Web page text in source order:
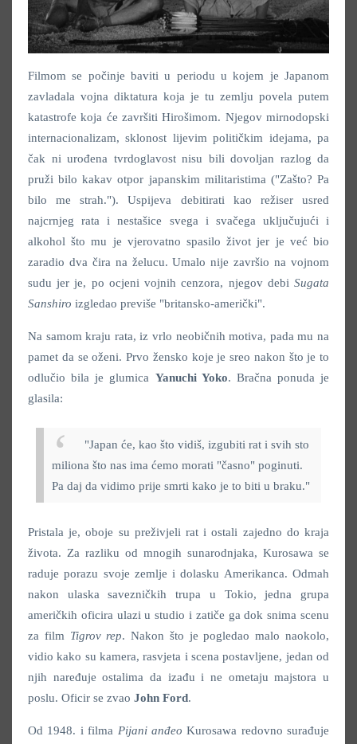
Filmom se počinje baviti u periodu u kojem je Japanom
zavladala vojna diktatura koja je tu zemlju povela putem
katastrofe koja će završiti Hirošimom. Njegov mirnodopski
internacionalizam, sklonost lijevim političkim idejama, pa
čak ni urođena tvrdoglavost nisu bili dovoljan razlog da
pruži bilo kakav otpor japanskim militaristima ("Zašto? Pa
bilo me strah."). Uspijeva debitirati kao režiser usred
najcrnjeg rata i nestašice svega i svačega uključujući i
alkohol što mu je vjerovatno spasilo život jer je već bio
zaradio dva čira na želucu. Umalo nije završio na vojnom
sudu jer je, po ocjeni vojnih cenzora, njegov debi Sugata
Sanshiro izgledao previše "britansko-američki".
Na samom kraju rata, iz vrlo neobičnih motiva, pada mu na
pamet da se oženi. Prvo žensko koje je sreo nakon što je to
odlučio bila je glumica Yanuchi Yoko. Bračna ponuda je
glasila:
"Japan će, kao što vidiš, izgubiti rat i svih sto
miliona što nas ima ćemo morati "časno" poginuti.
Pa daj da vidimo prije smrti kako je to biti u braku."
Pristala je, oboje su preživjeli rat i ostali zajedno do kraja
života. Za razliku od mnogih sunarodnjaka, Kurosawa se
raduje porazu svoje zemlje i dolasku Amerikanca. Odmah
nakon ulaska savezničkih trupa u Tokio, jedna grupa
američkih oficira ulazi u studio i zatiče ga dok snima scenu
za film Tigrov rep. Nakon što je pogledao malo naokolo,
vidio kako su kamera, rasvjeta i scena postavljene, jedan od
njih naređuje ostalima da izađu i ne ometaju majstora u
poslu. Oficir se zvao John Ford.
Od 1948. i filma Pijani anđeo Kurosawa redovno surađuje